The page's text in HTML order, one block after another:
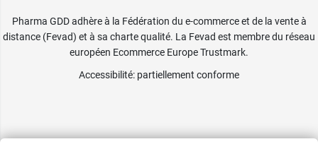
Pharma GDD adhère à la Fédération du e-commerce et de la vente à
distance (Fevad) et à sa charte qualité. La Fevad est membre du réseau
européen Ecommerce Europe Trustmark.
Accessibilité: partiellement conforme